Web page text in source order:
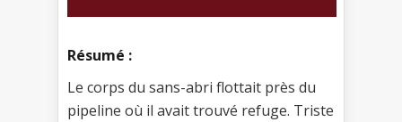
Résumé :
Le corps du sans-abri flottait près du
pipeline où il avait trouvé refuge. Triste